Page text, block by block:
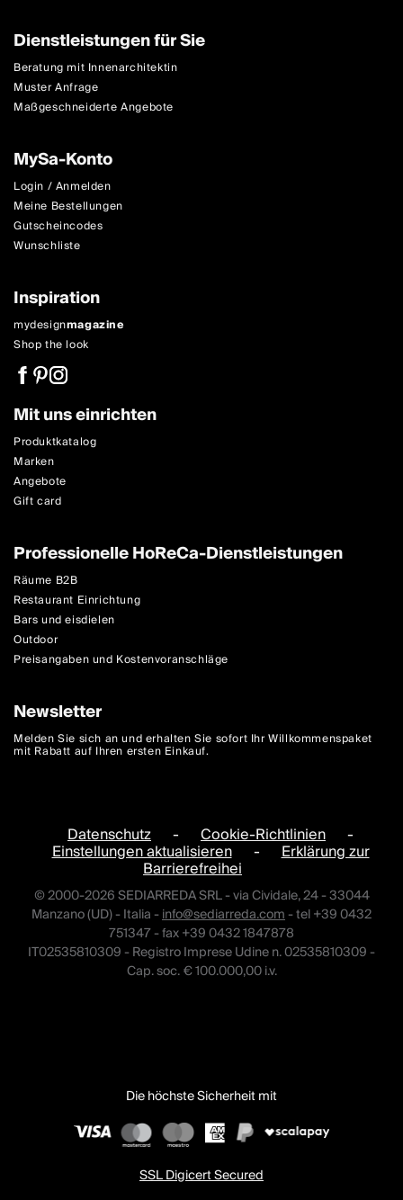
Dienstleistungen für Sie
Beratung mit Innenarchitektin
Muster Anfrage
Maßgeschneiderte Angebote
MySa-Konto
Login / Anmelden
Meine Bestellungen
Gutscheincodes
Wunschliste
Inspiration
mydesignmagazine
Shop the look
Mit uns einrichten
Produktkatalog
Marken
Angebote
Gift card
Professionelle HoReCa-Dienstleistungen
Räume B2B
Restaurant Einrichtung
Bars und eisdielen
Outdoor
Preisangaben und Kostenvoranschläge
Newsletter
Melden Sie sich an und erhalten Sie sofort Ihr Willkommenspaket
mit Rabatt auf Ihren ersten Einkauf.
Datenschutz - Cookie-Richtlinien -
Einstellungen aktualisieren - Erklärung zur
Barrierefreihei
© 2000-2026 SEDIARREDA SRL - via Cividale, 24 - 33044
Manzano (UD) - Italia -info@sediarreda.com- tel +39 0432
751347 - fax +39 0432 1847878
IT02535810309 - Registro Imprese Udine n. 02535810309 -
Cap. soc. € 100.000,00 i.v.
Die höchste Sicherheit mit
SSL Digicert Secured